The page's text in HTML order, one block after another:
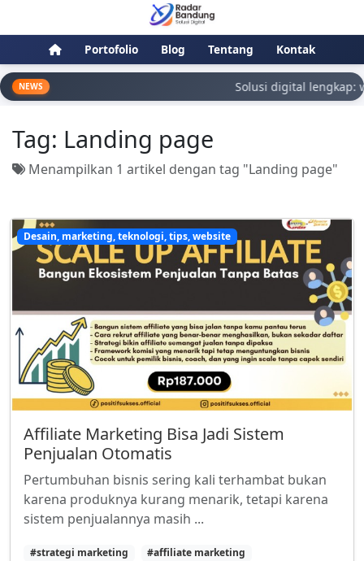
Portofolio Blog Tentang Kontak
NEWS Solusi digital lengkap:
Tag: Landing page
Menampilkan 1 artikel dengan tag "Landing page"
Desain, marketing, teknologi, tips, website
Affiliate Marketing Bisa Jadi Sistem
Penjualan Otomatis
Pertumbuhan bisnis sering kali terhambat bukan
karena produknya kurang menarik, tetapi karena
sistem penjualannya masih ...
#strategi marketing
#affiliate marketing